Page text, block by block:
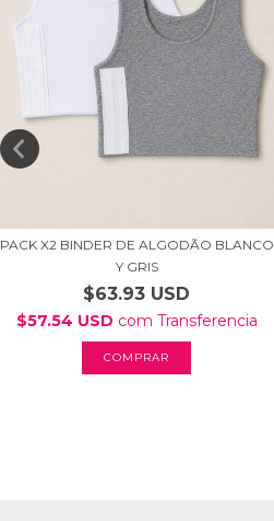
PACK X2 BINDER DE ALGODÃO BLANCO
Y GRIS
$63.93 USD
$57.54 USD com Transferencia
COMPRAR